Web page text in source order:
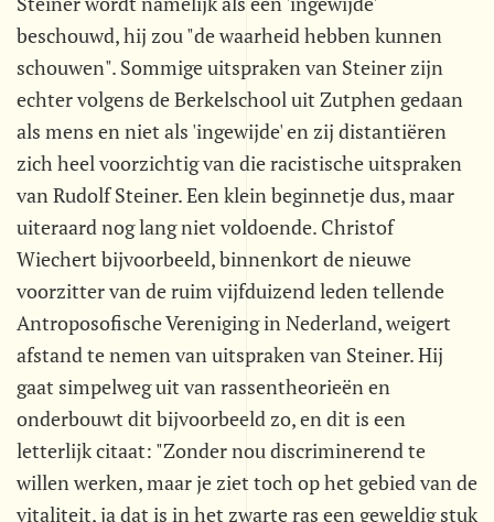
beschouwd, hij zou "de waarheid hebben kunnen
schouwen". Sommige uitspraken van Steiner zijn
echter volgens de Berkelschool uit Zutphen gedaan
als mens en niet als 'ingewijde' en zij distantiëren
zich heel voorzichtig van die racistische uitspraken
van Rudolf Steiner. Een klein beginnetje dus, maar
uiteraard nog lang niet voldoende. Christof
Wiechert bijvoorbeeld, binnenkort de nieuwe
voorzitter van de ruim vijfduizend leden tellende
Antroposofische Vereniging in Nederland, weigert
afstand te nemen van uitspraken van Steiner. Hij
gaat simpelweg uit van rassentheorieën en
onderbouwt dit bijvoorbeeld zo, en dit is een
letterlijk citaat: "Zonder nou discriminerend te
willen werken, maar je ziet toch op het gebied van de
vitaliteit, ja dat is in het zwarte ras een geweldig stuk